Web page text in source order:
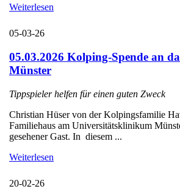
Weiterlesen
05-03-26
05.03.2026 Kolping-Spende an
Münster
Tippspieler helfen für einen guten Zweck
Christian Hüser von der Kolpingsfamilie
Familiehaus am Universitätsklinikum
gesehener Gast. In diesem ...
Weiterlesen
20-02-26